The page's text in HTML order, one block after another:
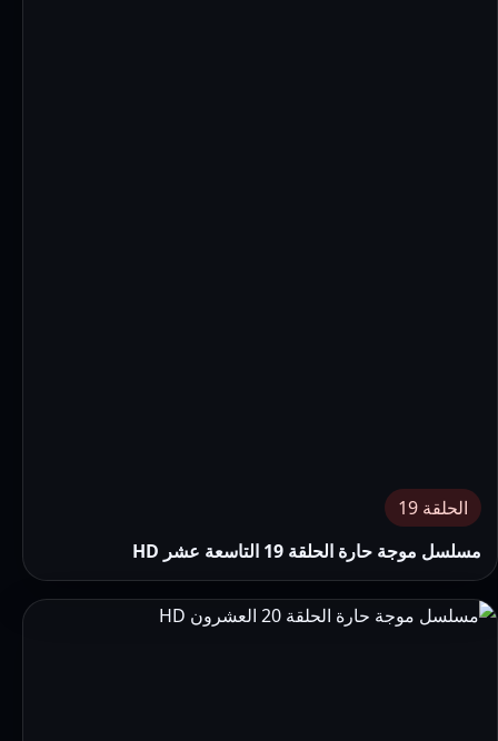
الحلقة 19
مسلسل موجة حارة الحلقة 19 التاسعة عشر HD